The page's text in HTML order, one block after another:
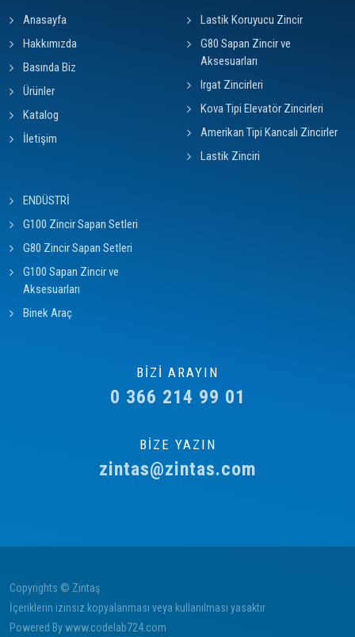
Anasayfa
Hakkımızda
Basında Biz
Ürünler
Katalog
İletişim
Lastik Koruyucu Zincir
G80 Sapan Zincir ve
Aksesuarları
Irgat Zincirleri
Kova Tipi Elevatör Zincirleri
Amerikan Tipi Kancalı Zincirler
Lastik Zinciri
ENDÜSTRİ
G100 Zincir Sapan Setleri
G80 Zincir Sapan Setleri
G100 Sapan Zincir ve
Aksesuarları
Binek Araç
BİZİ ARAYIN
0 366 214 99 01
BİZE YAZIN
zintas@zintas.com
Copyrights © Zintaş
İçeriklerin izinsiz kopyalanması veya kullanılması yasaktır
Powered By www.codelab724.com